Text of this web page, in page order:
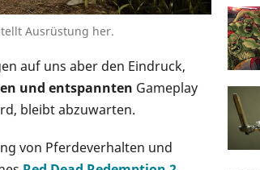
Ausrüstung her.
auf uns aber den Eindruck,
und entspannten Gameplay
bleibt abzuwarten.
von Pferdeverhalten und